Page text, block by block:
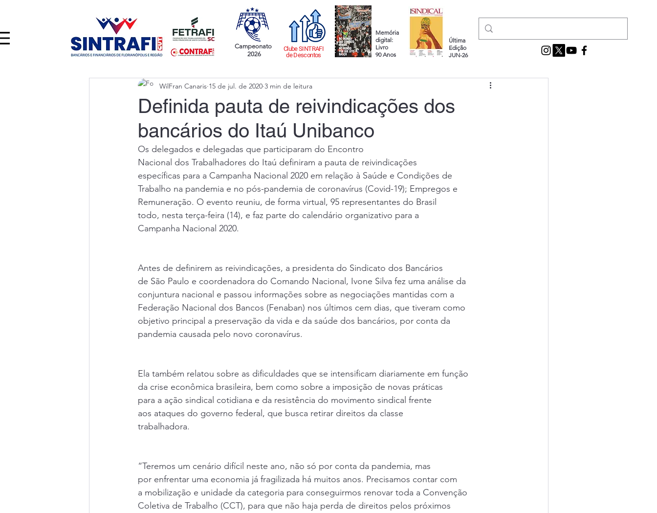
Campeonato
2026
Clube SINTRAFI
de Descontos
Memória
digital:
Livro
90 Anos
Última
Edição
JUN-26
Definida pauta de reivindicações dos
bancários do Itaú Unibanco
WilFran Canaris 15 de jul. de 2020 3 min de leitura
Os delegados e delegadas que participaram do Encontro
Nacional dos Trabalhadores do Itaú definiram a pauta de reivindicações
específicas para a Campanha Nacional 2020 em relação à Saúde e Condições de
Trabalho na pandemia e no pós-pandemia de coronavírus (Covid-19); Empregos e
Remuneração. O evento reuniu, de forma virtual, 95 representantes do Brasil
todo, nesta terça-feira (14), e faz parte do calendário organizativo para a
Campanha Nacional 2020.
Antes de definirem as reivindicações, a presidenta do Sindicato dos Bancários
de São Paulo e coordenadora do Comando Nacional, Ivone Silva fez uma análise da
conjuntura nacional e passou informações sobre as negociações mantidas com a
Federação Nacional dos Bancos (Fenaban) nos últimos cem dias, que tiveram como
objetivo principal a preservação da vida e da saúde dos bancários, por conta da
pandemia causada pelo novo coronavírus.
Ela também relatou sobre as dificuldades que se intensificam diariamente em função
da crise econômica brasileira, bem como sobre a imposição de novas práticas
para a ação sindical cotidiana e da resistência do movimento sindical frente
aos ataques do governo federal, que busca retirar direitos da classe
trabalhadora.
“Teremos um cenário difícil neste ano, não só por conta da pandemia, mas
por enfrentar uma economia já fragilizada há muitos anos. Precisamos contar com
a mobilização e unidade da categoria para conseguirmos renovar toda a Convenção
Coletiva de Trabalho (CCT), para que não haja perda de direitos pelos próximos